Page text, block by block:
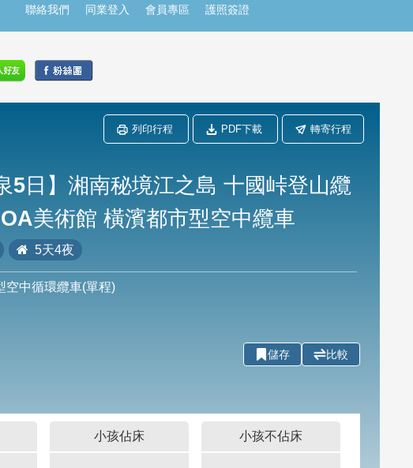
聯絡我們 同業登入 會員專區 護照簽證
列印行程 PDF下載 轉寄行程
5日】湘南秘境江之島 十國峠登山纜
美術館 橫濱都市型空中纜車
5天4夜
空中循環纜車(單程)
儲存 比較
小孩佔床 小孩不佔床